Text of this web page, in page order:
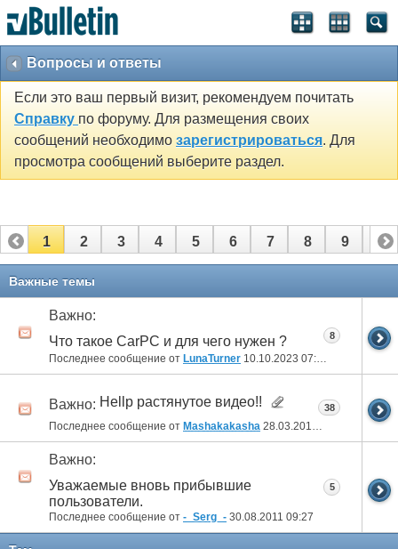
Вопросы и ответы
Если это ваш первый визит, рекомендуем почитать
Справку по форуму. Для размещения своих
сообщений необходимо зарегистрироваться. Для
просмотра сообщений выберите раздел.
1 2 3 4 5 6 7 8 9 10
11 12
Важные темы
Важно:
Что такое CarPC и для чего нужен ?
Последнее сообщение от LunaTurner 10.10.2023 07:14
8
Важно: Hellp растянутое видео!!
Последнее сообщение от Mashakakasha 28.03.2013 23:14
38
Важно:
Уважаемые вновь прибывшие
пользователи.
Последнее сообщение от -_Serg_- 30.08.2011 09:27
5